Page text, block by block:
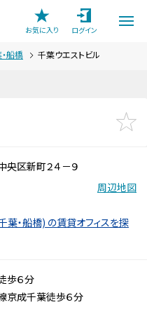
お気に入り
ログイン
船橋 千葉ウエストビル
区新町２４－９
周辺地図
葉・船橋) の賃貸オフィスを探
歩６分
京成千葉徒歩６分